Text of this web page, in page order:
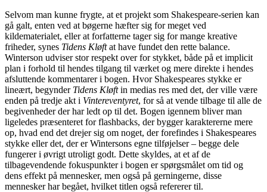
Selvom man kunne frygte, at et projekt som Shakespeare-serien kan
gå galt, enten ved at bøgerne hæfter sig for meget ved
kildematerialet, eller at forfatterne tager sig for mange kreative
friheder, synes Tidens Kløftat have fundet den rette balance.
Winterson udviser stor respekt over for stykket, både på et implicit
plan i forhold til hendes tilgang til værket og mere direkte i hendes
afsluttende kommentarer i bogen. Hvor Shakespeares stykke er
lineært, begynder Tidens Kløftin medias res med det, der ville være
enden på tredje akt i Vintereventyret, for så at vende tilbage til alle de
begivenheder der har ledt op til det. Bogen igennem bliver man
ligeledes præsenteret for flashbacks, der bygger karaktererne mere
op, hvad end det drejer sig om noget, der forefindes i Shakespeares
stykke eller det, der er Wintersons egne tilføjelser – begge dele
fungerer i øvrigt utroligt godt. Dette skyldes, at et af de
tilbagevendende fokuspunkter i bogen er spørgsmålet om tid og
dens effekt på mennesker, men også på gerningerne, disse
mennesker har begået, hvilket titlen også refererer til.